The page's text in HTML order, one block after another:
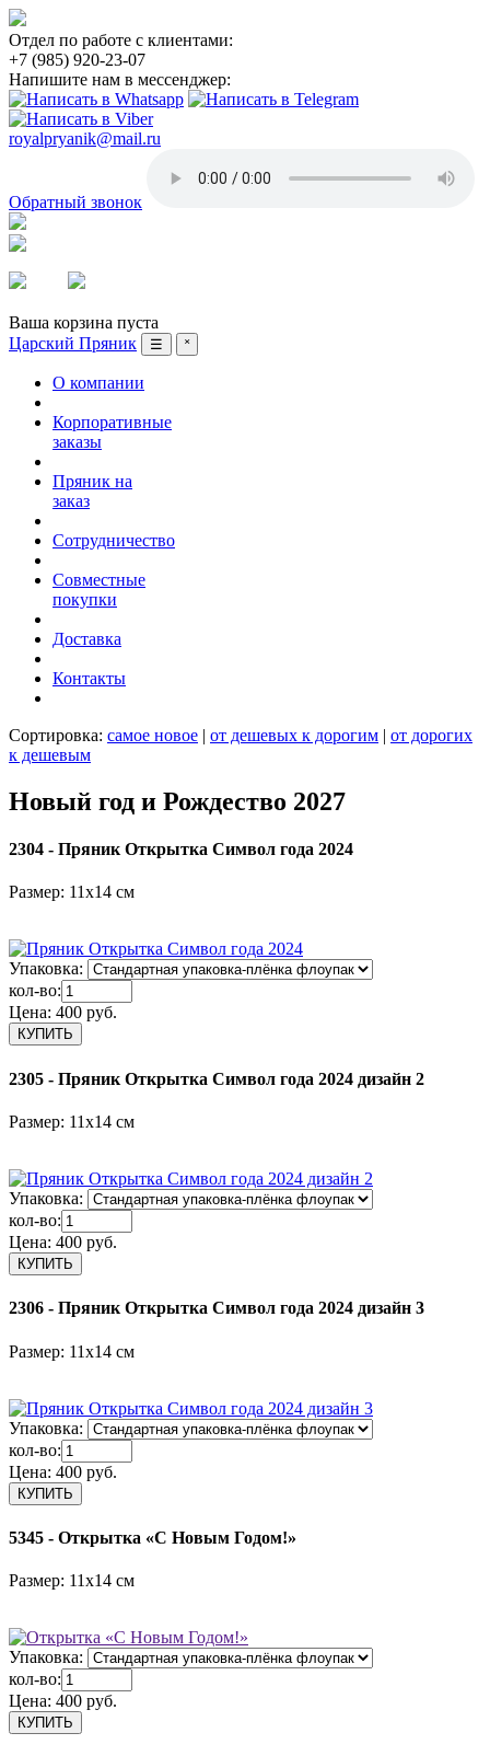
Отдел по работе с клиентами:
+7 (985) 920-23-07
Напишите нам в мессенджер:
royalpryanik@mail.ru
Обратный звонок
Ваша корзина пуста
Царский Пряник
☰ ˟
О компании
Корпоративные
заказы
Пряник на
заказ
Сотрудничество
Совместные
покупки
Доставка
Контакты
Сортировка: самое новое | от дешевых к дорогим | от дорогих
к дешевым
Новый год и Рождество 2027
2304 - Пряник Открытка Символ года 2024
Размер: 11х14 см
Упаковка:
кол-во:
Цена: 400 руб.
2305 - Пряник Открытка Символ года 2024 дизайн 2
Размер: 11х14 см
Упаковка:
кол-во:
Цена: 400 руб.
2306 - Пряник Открытка Символ года 2024 дизайн 3
Размер: 11х14 см
Упаковка:
кол-во:
Цена: 400 руб.
5345 - Открытка «С Новым Годом!»
Размер: 11х14 см
Упаковка:
кол-во:
Цена: 400 руб.